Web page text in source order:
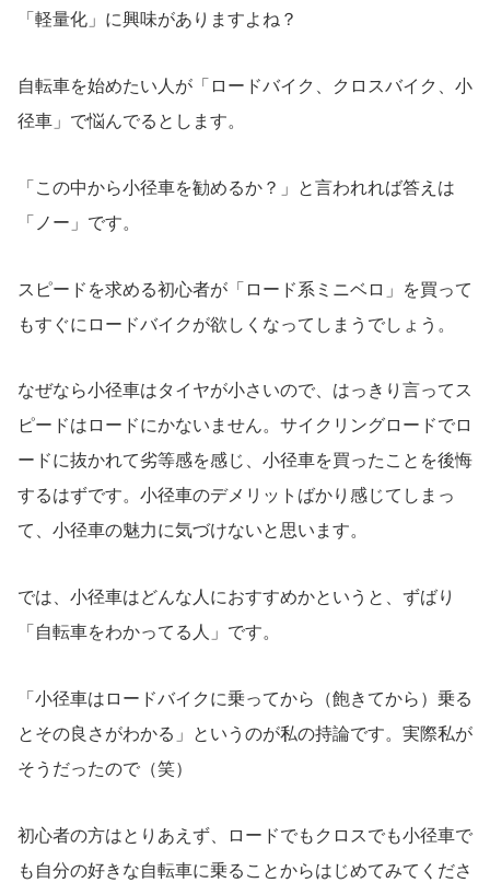
「軽量化」に興味がありますよね？
自転車を始めたい人が「ロードバイク、クロスバイク、小
径車」で悩んでるとします。
「この中から小径車を勧めるか？」と言われれば答えは
「ノー」です。
スピードを求める初心者が「ロード系ミニベロ」を買って
もすぐにロードバイクが欲しくなってしまうでしょう。
なぜなら小径車はタイヤが小さいので、はっきり言ってス
ピードはロードにかないません。サイクリングロードでロ
ードに抜かれて劣等感を感じ、小径車を買ったことを後悔
するはずです。小径車のデメリットばかり感じてしまっ
て、小径車の魅力に気づけないと思います。
では、小径車はどんな人におすすめかというと、ずばり
「自転車をわかってる人」です。
「小径車はロードバイクに乗ってから（飽きてから）乗る
とその良さがわかる」というのが私の持論です。実際私が
そうだったので（笑）
初心者の方はとりあえず、ロードでもクロスでも小径車で
も自分の好きな自転車に乗ることからはじめてみてくださ